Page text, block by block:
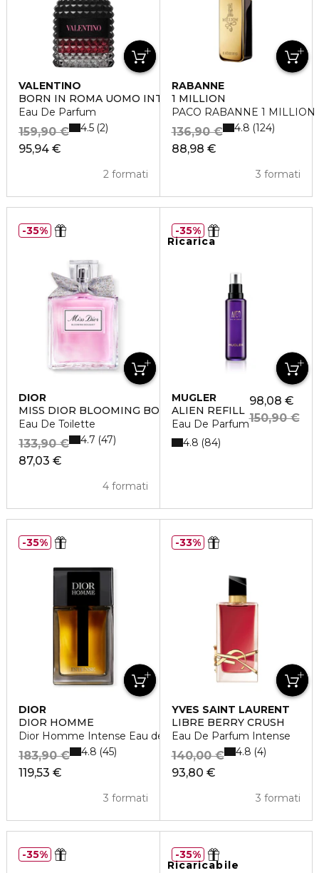
VALENTINO
BORN IN ROMA UOMO INTENSE
Eau De Parfum
95,94 €
159,90 €
2 formati
4.5 2
RABANNE
1 MILLION
PACO RABANNE 1
88,98 €
136,90 €
3 formati
4.8 124
DIOR
MISS DIOR BLOOMING BOUQUET
Eau De Toilette
87,03 €
133,90 €
4 formati
4.7 47
35%
Ricarica
MUGLER
ALIEN REFILL
Eau De Parfum
98,08 €
150,90 €
4.8 84
35%
DIOR
DIOR HOMME
Dior Homme Intense Eau de Parfum
119,53 €
183,90 €
3 formati
4.8 45
35%
YVES SAINT LAURENT
LIBRE BERRY CRUSH
Eau De Parfum Intense
93,80 €
140,00 €
3 formati
4.8 4
33%
35%
Ricaricabile
35%